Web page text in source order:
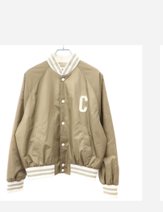
セリーヌ ナイロンロゴ テディジャケッ
ト 2W985905V.04CA
買取金額84,000円
詳しく見る